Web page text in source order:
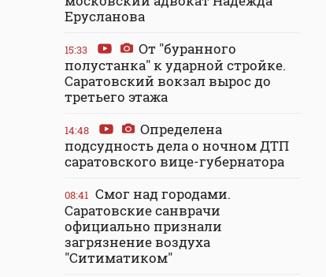
Ерусланова
15:33
От "буранного
полустанка" к ударной стройке.
Саратовский вокзал вырос до
третьего этажа
14:48
Определена
подсудность дела о ночном ДТП
саратовского вице-губернатора
08:41 Смог над городами.
Саратовские санврачи
официально признали
загрязнение воздуха
"Ситиматиком"